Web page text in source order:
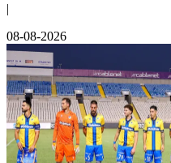
|
08-08-2026